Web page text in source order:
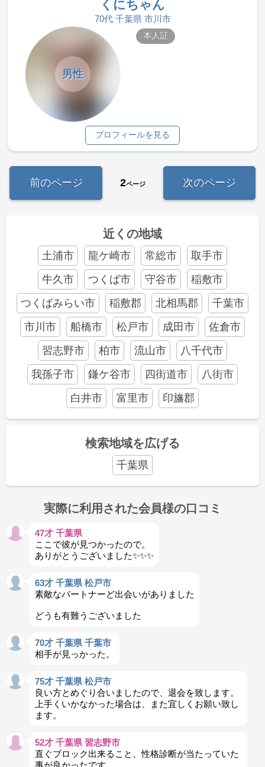
くにちゃん
70代 千葉県 市川市
男性
本人証
プロフィールを見る
前のページ 2ページ 次のページ
近くの地域
土浦市 龍ケ崎市 常総市
取手市
牛久市
つくば市 守谷市
稲敷市
つくばみらい市
稲敷郡 北相馬郡
千葉市
市川市
船橋市 松戸市 成田市
佐倉市
習志野市
柏市 流山市
八千代市
我孫子市
鎌ケ谷市 四街道市
八街市
白井市
富里市 印旛郡
検索地域を広げる
千葉県
実際に利用された会員様の口コミ
47才 千葉県
ここで彼が見つかったので。
ありがとうございました✨✨✨
63才 千葉県 松戸市
素敵なパートナーど出会いがありました
どうも有難うございました
70才 千葉県 千葉市
相手が見っかった。
75才 千葉県 松戸市
良い方とめぐり合いましたので、退会を致します。
上手くいかなかった場合は、また宜しくお願い致し
ます。
52才 千葉県 習志野市
直ぐブロック出来ること、性格診断が当たっていた
事が良かったです。